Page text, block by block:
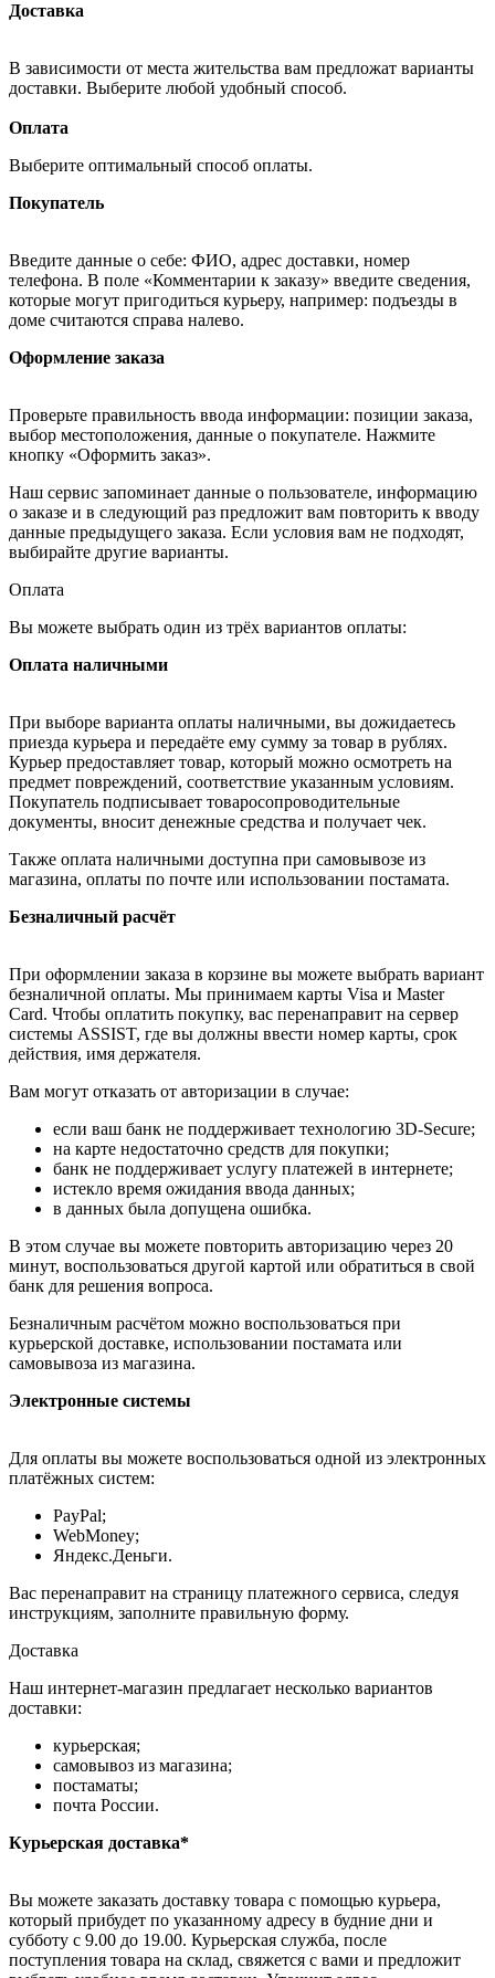
Доставка
В зависимости от места жительства вам предложат варианты
доставки. Выберите любой удобный способ.
Оплата
Выберите оптимальный способ оплаты.
Покупатель
Введите данные о себе: ФИО, адрес доставки, номер
телефона. В поле «Комментарии к заказу» введите сведения,
которые могут пригодиться курьеру, например: подъезды в
доме считаются справа налево.
Оформление заказа
Проверьте правильность ввода информации: позиции заказа,
выбор местоположения, данные о покупателе. Нажмите
кнопку «Оформить заказ».
Наш сервис запоминает данные о пользователе, информацию
о заказе и в следующий раз предложит вам повторить к вводу
данные предыдущего заказа. Если условия вам не подходят,
выбирайте другие варианты.
Оплата
Вы можете выбрать один из трёх вариантов оплаты:
Оплата наличными
При выборе варианта оплаты наличными, вы дожидаетесь
приезда курьера и передаёте ему сумму за товар в рублях.
Курьер предоставляет товар, который можно осмотреть на
предмет повреждений, соответствие указанным условиям.
Покупатель подписывает товаросопроводительные
документы, вносит денежные средства и получает чек.
Также оплата наличными доступна при самовывозе из
магазина, оплаты по почте или использовании постамата.
Безналичный расчёт
При оформлении заказа в корзине вы можете выбрать вариант
безналичной оплаты. Мы принимаем карты Visa и Master
Card. Чтобы оплатить покупку, вас перенаправит на сервер
системы ASSIST, где вы должны ввести номер карты, срок
действия, имя держателя.
Вам могут отказать от авторизации в случае:
если ваш банк не поддерживает технологию 3D-Secure;
на карте недостаточно средств для покупки;
банк не поддерживает услугу платежей в интернете;
истекло время ожидания ввода данных;
в данных была допущена ошибка.
В этом случае вы можете повторить авторизацию через 20
минут, воспользоваться другой картой или обратиться в свой
банк для решения вопроса.
Безналичным расчётом можно воспользоваться при
курьерской доставке, использовании постамата или
самовывоза из магазина.
Электронные системы
Для оплаты вы можете воспользоваться одной из электронных
платёжных систем:
PayPal;
WebMoney;
Яндекс.Деньги.
Вас перенаправит на страницу платежного сервиса, следуя
инструкциям, заполните правильную форму.
Доставка
Наш интернет-магазин предлагает несколько вариантов
доставки:
курьерская;
самовывоз из магазина;
постаматы;
почта России.
Курьерская доставка*
Вы можете заказать доставку товара с помощью курьера,
который прибудет по указанному адресу в будние дни и
субботу с 9.00 до 19.00. Курьерская служба, после
поступления товара на склад, свяжется с вами и предложит